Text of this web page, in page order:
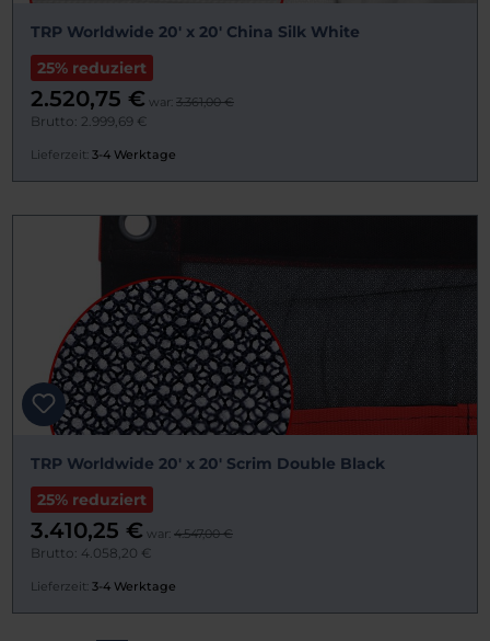
TRP Worldwide 20' x 20' China Silk White
25% reduziert
2.520,75 € war: 3.361,00 €
Brutto: 2.999,69 €
Lieferzeit: 3-4 Werktage
TRP Worldwide 20' x 20' Scrim Double Black
25% reduziert
3.410,25 € war: 4.547,00 €
Brutto: 4.058,20 €
Lieferzeit: 3-4 Werktage